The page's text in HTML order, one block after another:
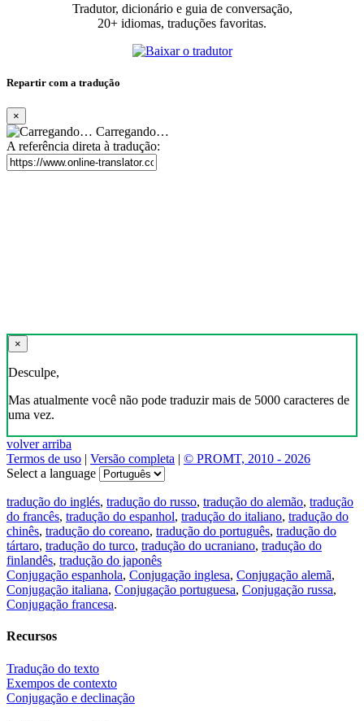
Tradutor, dicionário e guia de conversação,
20+ idiomas, traduções favoritas.
Repartir com a tradução
×
Carregando…
A referência direta à tradução:
×
Desculpe,
Mas atualmente você não pode traduzir mais de 5000 caracteres de
uma vez.
volver arriba
Termos de uso | Versão completa | © PROMT, 2010 - 2026
Select a language
tradução do inglés, tradução do russo, tradução do alemão, tradução
do francês, tradução do espanhol, tradução do italiano, tradução do
chinês, tradução do coreano, tradução do português, tradução do
tártaro, tradução do turco, tradução do ucraniano, tradução do
finlandês, tradução do japonês
Conjugação espanhola, Conjugação inglesa, Conjugação alemã,
Conjugação italiana, Conjugação portuguesa, Conjugação russa,
Conjugação francesa.
Recursos
Tradução do texto
Exempos de contexto
Conjugação e declinação